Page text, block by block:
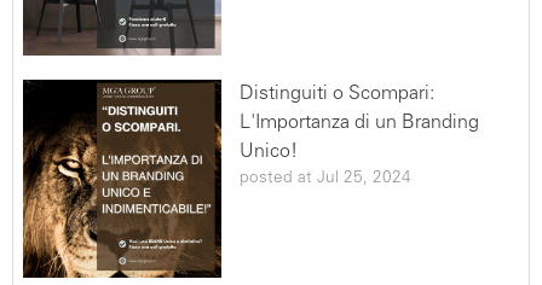
Distinguiti o Scompari:
L'Importanza di un Branding
Unico!
posted at Jul 25, 2024